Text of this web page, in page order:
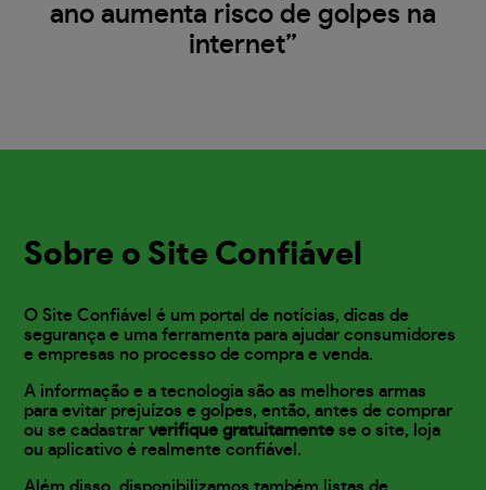
ano aumenta risco de golpes na
internet”
Sobre o Site Confiável
O Site Confiável é um portal de notícias, dicas de
segurança e uma ferramenta para ajudar consumidores
e empresas no processo de compra e venda.
A informação e a tecnologia são as melhores armas
para evitar prejuízos e golpes, então, antes de comprar
ou se cadastrarverifique gratuitamente se o site, loja
ou aplicativo é realmente confiável.